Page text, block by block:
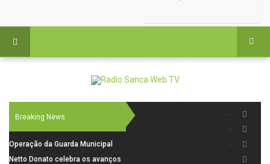
Breaking News
Operação da Guarda Municipal
resulta na prisão de foragido nas
Netto Donato celebra os avanços